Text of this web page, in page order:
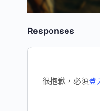
Responses
很抱歉，必須登